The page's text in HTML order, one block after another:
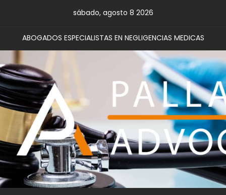
sábado, agosto 8 2026
ABOGADOS ESPECIALISTAS EN NEGLIGENCIAS MEDICAS